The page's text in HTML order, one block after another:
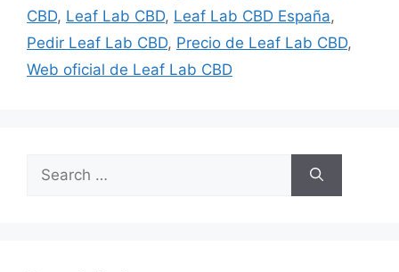
CBD, Leaf Lab CBD, Leaf Lab CBD España,
Pedir Leaf Lab CBD, Precio de Leaf Lab CBD,
Web oficial de Leaf Lab CBD
Search
for: